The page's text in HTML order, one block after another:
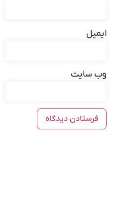
ایمیل
وب‌ سایت